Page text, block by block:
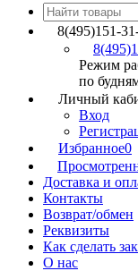
8(495)151-
Режим
по
Личный
Вход
Избранное0
Доставка и
Контакты
Возврат/обмен
Реквизиты
Как сделать
О нас